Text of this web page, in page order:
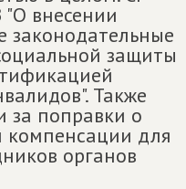
внесении
законодательные
защиты
Также
за поправки о
компенсации для
органов